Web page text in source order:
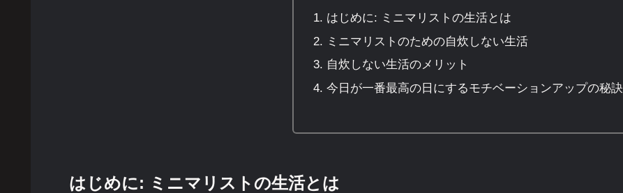
はじめに: ミニマリストの生活とは
ミニマリストのための自炊しない生活
自炊しない生活のメリット
今日が一番最高の日にするモチベーションアップの秘訣
はじめに: ミニマリストの生活とは